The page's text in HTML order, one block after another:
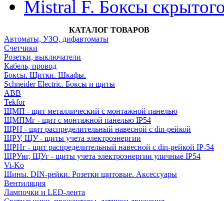
Mistral F. Боксы
КАТАЛОГ ТОВАРОВ
Автоматы, УЗО, дифавтоматы
Счетчики
Розетки, выключатели
Кабель, провод
Боксы. Щитки. Шкафы.
Schneider Electric. Боксы и щиты
ABB
Tekfor
ЩМП - щит металлический с монтажной панелью
ЩМПМг - щит с монтажной панелью IP54
ЩРН - щит распределительный навесной с din-рейкой
ЩРУ, ЩУ - щиты учета электроэнергии
ЩРНг - щит распределительный навесной с din-рейкой IP-54
ЩРУнг, ЩУг - щиты учета электроэнергии уличные IP54
Vi-Ko
Шины. DIN-рейки. Розетки щитовые. Аксессуары
Вентиляция
Лампочки и LED-лента